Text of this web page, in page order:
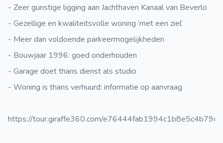
- Zeer gunstige ligging aan Jachthaven Kanaal van Beverlo
- Gezellige en kwaliteitsvolle woning ‘met een ziel’
- Meer dan voldoende parkeermogelijkheden
- Bouwjaar 1996: goed onderhouden
- Garage doet thans dienst als studio
- Woning is thans verhuurd: informatie op aanvraag
https://tour.giraffe360.com/